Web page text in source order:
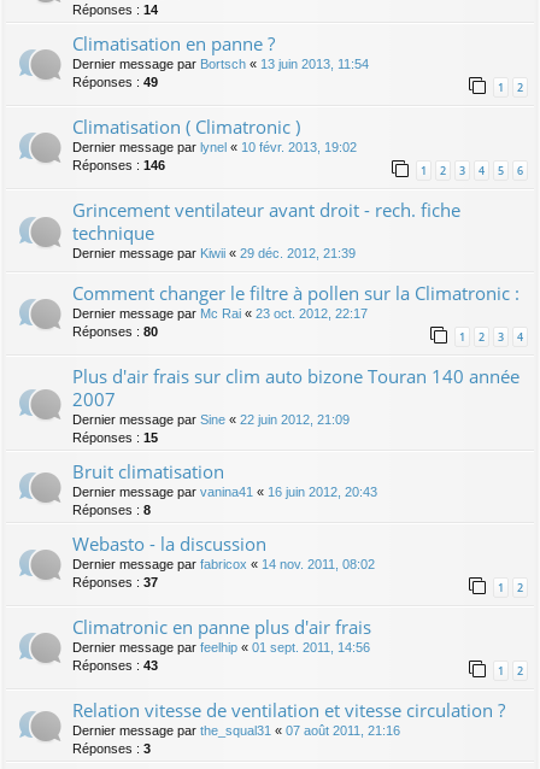
Réponses : 14
Climatisation en panne ?
Dernier message par Bortsch « 13 juin 2013, 11:54
Réponses : 49 1 2
Climatisation ( Climatronic )
Dernier message par lynel « 10 févr. 2013, 19:02
Réponses : 146 1 2 3 4 5 6
Grincement ventilateur avant droit - rech. fiche
technique
Dernier message par Kiwii « 29 déc. 2012, 21:39
Comment changer le filtre à pollen sur la Climatronic :
Dernier message par Mc Rai « 23 oct. 2012, 22:17
Réponses : 80 1 2 3 4
Plus d'air frais sur clim auto bizone Touran 140 année
2007
Dernier message par Sine « 22 juin 2012, 21:09
Réponses : 15
Bruit climatisation
Dernier message par vanina41 « 16 juin 2012, 20:43
Réponses : 8
Webasto - la discussion
Dernier message par fabricox « 14 nov. 2011, 08:02
Réponses : 37 1 2
Climatronic en panne plus d'air frais
Dernier message par feelhip « 01 sept. 2011, 14:56
Réponses : 43 1 2
Relation vitesse de ventilation et vitesse circulation ?
Dernier message par the_squal31 « 07 août 2011, 21:16
Réponses : 3